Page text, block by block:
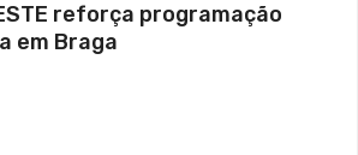
reforça programação
em Braga